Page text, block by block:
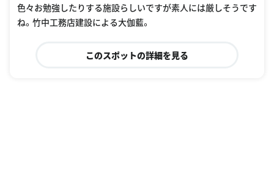
色々お勉強したりする施設らしいですが素人には厳しそうです
ね。竹中工務店建設による大伽藍。
このスポットの詳細を見る